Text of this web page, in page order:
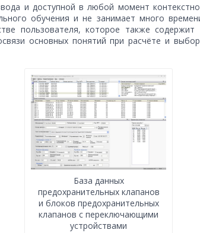
и доступной в любой момент
обучения и не занимает много
пользователя, которое также содержит
основных понятий при расчёте и
База данных
предохранительных клапанов
и блоков предохранительных
клапанов с переключающими
устройствами